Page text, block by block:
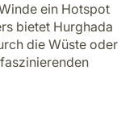
ein Hotspot
bietet Hurghada
die Wüste oder